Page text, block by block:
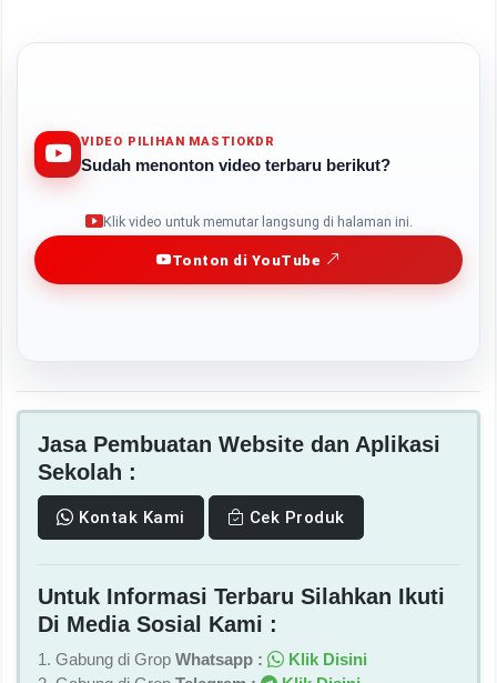
VIDEO PILIHAN MASTIOKDR
Sudah menonton video terbaru berikut?
Klik video untuk memutar langsung di halaman ini.
Tonton di YouTube
Jasa Pembuatan Website dan Aplikasi
Sekolah :
Kontak Kami Cek Produk
Untuk Informasi Terbaru Silahkan Ikuti
Di Media Sosial Kami :
1. Gabung di Grop Whatsapp :
Klik Disini